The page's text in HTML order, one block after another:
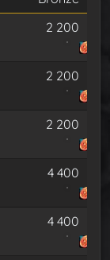
2 200
2 200
2 200
4 400
4 400